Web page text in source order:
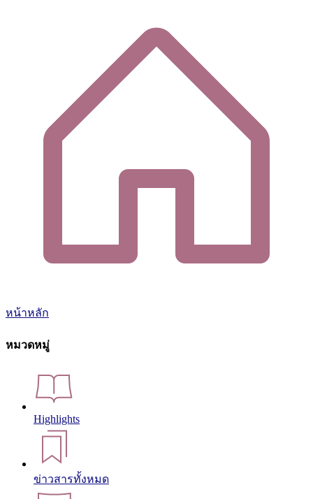
หน้าหลัก
หมวดหมู่
Highlights
ข่าวสารทั้งหมด